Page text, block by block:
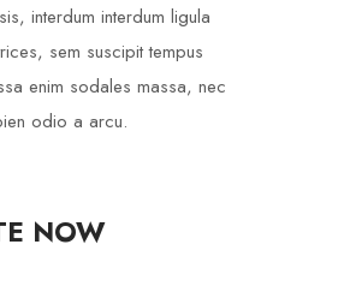
interdum interdum ligula
sem suscipit tempus
enim sodales massa, nec
odio a arcu.
NOW